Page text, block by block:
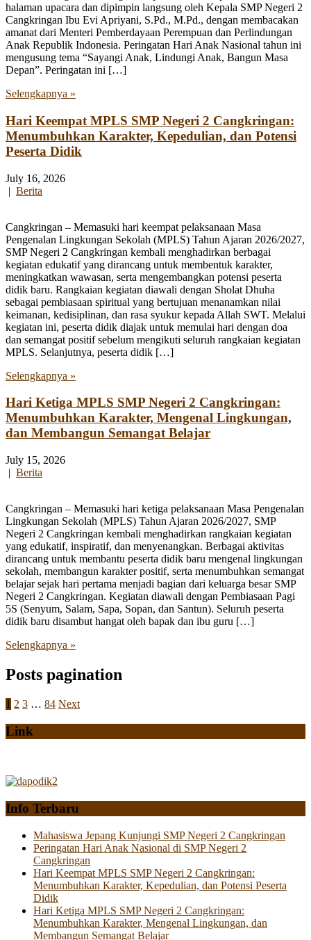
halaman upacara dan dipimpin langsung oleh Kepala SMP Negeri 2
Cangkringan Ibu Evi Apriyani, S.Pd., M.Pd., dengan membacakan
amanat dari Menteri Pemberdayaan Perempuan dan Perlindungan
Anak Republik Indonesia. Peringatan Hari Anak Nasional tahun ini
mengusung tema “Sayangi Anak, Lindungi Anak, Bangun Masa
Depan”. Peringatan ini […]
Selengkapnya »
Hari Keempat MPLS SMP Negeri 2 Cangkringan:
Menumbuhkan Karakter, Kepedulian, dan Potensi
Peserta Didik
July 16, 2026
| Berita
Cangkringan – Memasuki hari keempat pelaksanaan Masa
Pengenalan Lingkungan Sekolah (MPLS) Tahun Ajaran 2026/2027,
SMP Negeri 2 Cangkringan kembali menghadirkan berbagai
kegiatan edukatif yang dirancang untuk membentuk karakter,
meningkatkan wawasan, serta mengembangkan potensi peserta
didik baru. Rangkaian kegiatan diawali dengan Sholat Dhuha
sebagai pembiasaan spiritual yang bertujuan menanamkan nilai
keimanan, kedisiplinan, dan rasa syukur kepada Allah SWT. Melalui
kegiatan ini, peserta didik diajak untuk memulai hari dengan doa
dan semangat positif sebelum mengikuti seluruh rangkaian kegiatan
MPLS. Selanjutnya, peserta didik […]
Selengkapnya »
Hari Ketiga MPLS SMP Negeri 2 Cangkringan:
Menumbuhkan Karakter, Mengenal Lingkungan,
dan Membangun Semangat Belajar
July 15, 2026
| Berita
Cangkringan – Memasuki hari ketiga pelaksanaan Masa Pengenalan
Lingkungan Sekolah (MPLS) Tahun Ajaran 2026/2027, SMP
Negeri 2 Cangkringan kembali menghadirkan rangkaian kegiatan
yang edukatif, inspiratif, dan menyenangkan. Berbagai aktivitas
dirancang untuk membantu peserta didik baru mengenal lingkungan
sekolah, membangun karakter positif, serta menumbuhkan semangat
belajar sejak hari pertama menjadi bagian dari keluarga besar SMP
Negeri 2 Cangkringan. Kegiatan diawali dengan Pembiasaan Pagi
5S (Senyum, Salam, Sapa, Sopan, dan Santun). Seluruh peserta
didik baru disambut hangat oleh bapak dan ibu guru […]
Selengkapnya »
Posts pagination
1 2 3 … 84 Next
Link
Info Terbaru
Mahasiswa Jepang Kunjungi SMP Negeri 2 Cangkringan
Peringatan Hari Anak Nasional di SMP Negeri 2
Cangkringan
Hari Keempat MPLS SMP Negeri 2 Cangkringan:
Menumbuhkan Karakter, Kepedulian, dan Potensi Peserta
Didik
Hari Ketiga MPLS SMP Negeri 2 Cangkringan:
Menumbuhkan Karakter, Mengenal Lingkungan, dan
Membangun Semangat Belajar